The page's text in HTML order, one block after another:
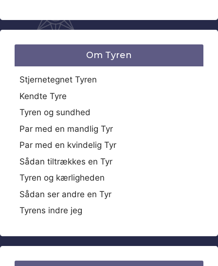
Om Tyren
Stjernetegnet Tyren
Kendte Tyre
Tyren og sundhed
Par med en mandlig Tyr
Par med en kvindelig Tyr
Sådan tiltrækkes en Tyr
Tyren og kærligheden
Sådan ser andre en Tyr
Tyrens indre jeg